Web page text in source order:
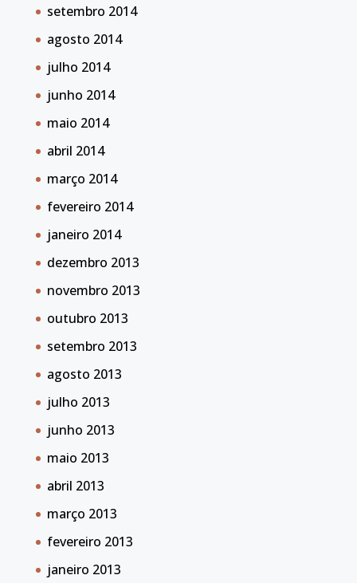
setembro 2014
agosto 2014
julho 2014
junho 2014
maio 2014
abril 2014
março 2014
fevereiro 2014
janeiro 2014
dezembro 2013
novembro 2013
outubro 2013
setembro 2013
agosto 2013
julho 2013
junho 2013
maio 2013
abril 2013
março 2013
fevereiro 2013
janeiro 2013